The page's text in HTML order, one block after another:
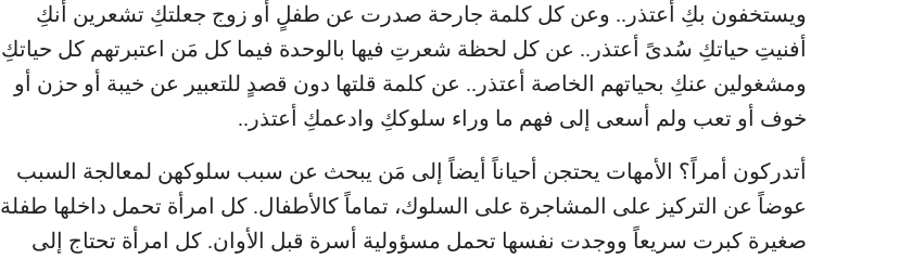
ويستخفون بكِ أعتذر.. وعن كل كلمة جارحة صدرت عن طفلٍ أو زوج جعلتكِ تشعرين أنكِ
أفنيتِ حياتكِ سُدىً أعتذر.. عن كل لحظة شعرتِ فيها بالوحدة فيما كل مَن اعتبرتهم كل حياتكِ
ومشغولين عنكِ بحياتهم الخاصة أعتذر.. عن كلمة قلتها دون قصدٍ للتعبير عن خيبة أو حزن أو
خوف أو تعب ولم أسعى إلى فهم ما وراء سلوككِ وادعمكِ أعتذر..
أتدركون أمراً؟ الأمهات يحتجن أحياناً أيضاً إلى مَن يبحث عن سبب سلوكهن لمعالجة السبب
عوضاً عن التركيز على المشاجرة على السلوك، تماماً كالأطفال. كل امرأة تحمل داخلها طفلة
صغيرة كبرت سريعاً ووجدت نفسها تحمل مسؤولية أسرة قبل الأوان. كل امرأة تحتاج إلى